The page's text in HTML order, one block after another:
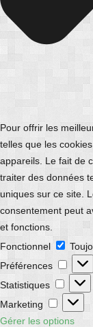
Pour offrir les
telles que les
appareils. Le fait de
traiter des données
uniques sur ce site.
consentement peut
et fonctions.
Fonctionnel
Préférences
Statistiques
Marketing
Gérer les options